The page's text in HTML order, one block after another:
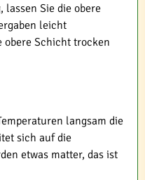
lassen Sie die obere
leicht
obere Schicht trocken
langsam die
sich auf die
etwas matter, das ist